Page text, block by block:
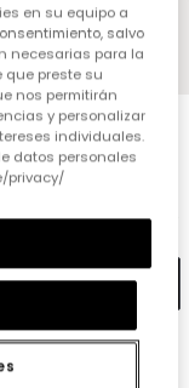
en su equipo a
salvo
necesarias para la
que preste su
nos permitirán
y personalizar
individuales.
datos personales
privacy/